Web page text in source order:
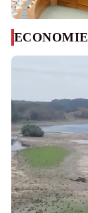
ECONOMIE